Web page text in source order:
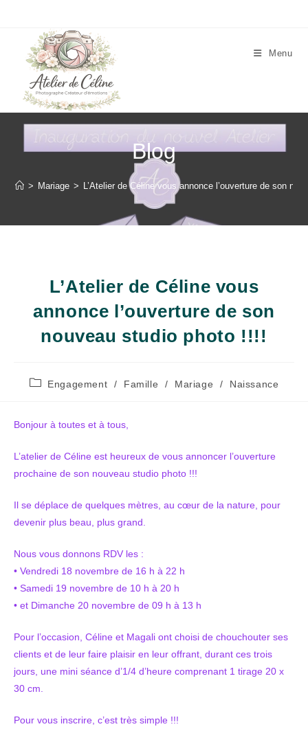
Menu
Blog
> Mariage > L’Atelier de Céline vous annonce l’ouverture de son
L’Atelier de Céline vous
annonce l’ouverture de son
nouveau studio photo !!!!
PostEngagement / Famille / Mariage / Naissance
Bonjour à toutes et à tous,
L’atelier de Céline est heureux de vous annoncer l’ouverture
prochaine de son nouveau studio photo !!!
Il se déplace de quelques mètres, au cœur de la nature, pour
devenir plus beau, plus grand.
Nous vous donnons RDV les :
• Vendredi 18 novembre de 16 h à 22 h
• Samedi 19 novembre de 10 h à 20 h
• et Dimanche 20 novembre de 09 h à 13 h
Pour l’occasion, Céline et Magali ont choisi de chouchouter ses
clients et de leur faire plaisir en leur offrant, durant ces trois
jours, une mini séance d’1/4 d’heure comprenant 1 tirage 20 x
30 cm.
Pour vous inscrire, c’est très simple !!!